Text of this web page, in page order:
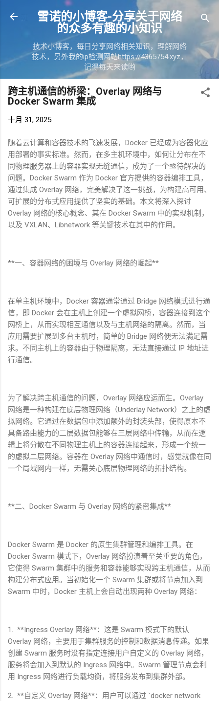
跳至主要内容
雪诺的小博客-分享关于网络
的众多有趣的小知识
技术小博客，每日分享网络相关知识，理解网络
技术，另外我的ip检测网站https://4365754.xyz，
记得每天来读哟
跨主机通信的桥梁：Overlay 网络与
Docker Swarm 集成
十月 31, 2025
随着云计算和容器技术的飞速发展， Docker 已经成为容器化应
用部署的事实标准。然而，在多主机环境中，如何让分布在不
同物理服务器上的容器实现无缝通信，成为了一个亟待解决的
问题。 Docker Swarm 作为 Docker 官方提供的容器编排工具，
通过集成 Overlay 网络，完美解决了这一挑战，为构建高可用、
可扩展的分布式应用提供了坚实的基础。本文将深入探讨
Overlay 网络的核心概念、其在 Docker Swarm 中的实现机制，
以及 VXLAN、 Libnetwork 等关键技术在其中的作用。
**一、容器网络的困境与 Overlay 网络的崛起**
在单主机环境中， Docker 容器通常通过 Bridge 网络模式进行通
信，即 Docker 会在主机上创建一个虚拟网桥，容器连接到这个
网桥上，从而实现相互通信以及与主机网络的隔离。然而，当
应用需要扩展到多台主机时，简单的 Bridge 网络便无法满足需
求。不同主机上的容器由于物理隔离，无法直接通过 IP 地址进
行通信。
为了解决跨主机通信的问题， Overlay 网络应运而生。 Overlay
网络是一种构建在底层物理网络（Underlay Network）之上的虚
拟网络。它通过在数据包中添加额外的封装头部，使得原本不
具备路由能力的二层数据包能够在三层网络中传输，从而在逻
辑上将分散在不同物理主机上的容器连接起来，形成一个统一
的虚拟二层网络。容器在 Overlay 网络中通信时，感觉就像在同
一个局域网内一样，无需关心底层物理网络的拓扑结构。
**二、 Docker Swarm 与 Overlay 网络的紧密集成**
Docker Swarm 是 Docker 的原生集群管理和编排工具。在
Docker Swarm 模式下， Overlay 网络扮演着至关重要的角色，
它使得 Swarm 集群中的服务和容器能够实现跨主机通信，从而
构建分布式应用。当初始化一个 Swarm 集群或将节点加入到
Swarm 中时， Docker 主机上会自动出现两种 Overlay 网络：
1. **Ingress Overlay 网络**：这是 Swarm 模式下的默认
Overlay 网络，主要用于集群服务的控制和数据消息传递。如果
创建 Swarm 服务时没有指定连接用户自定义的 Overlay 网络，
服务将会加入到默认的 Ingress 网络中。 Swarm 管理节点会利
用 Ingress 网络进行负载均衡，将服务发布到集群外部。
2. **自定义 Overlay 网络**：用户可以通过 `docker network